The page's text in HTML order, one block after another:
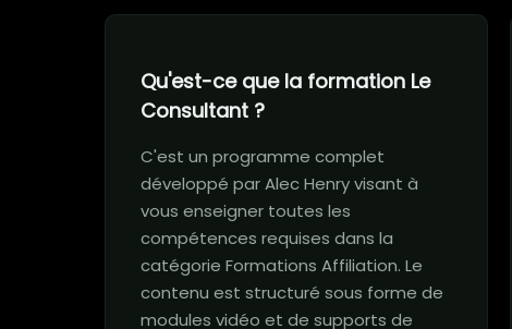
Qu'est-ce que la formation Le
Consultant ?
C'est un programme complet
développé par Alec Henry visant à
vous enseigner toutes les
compétences requises dans la
catégorie Formations Affiliation. Le
contenu est structuré sous forme de
modules vidéo et de supports de